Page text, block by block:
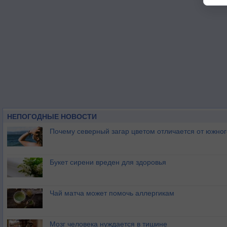
НЕПОГОДНЫЕ НОВОСТИ
Почему северный загар цветом отличается от
Букет сирени вреден для здоровья
Чай матча может помочь аллергикам
Мозг человека нуждается в тишине